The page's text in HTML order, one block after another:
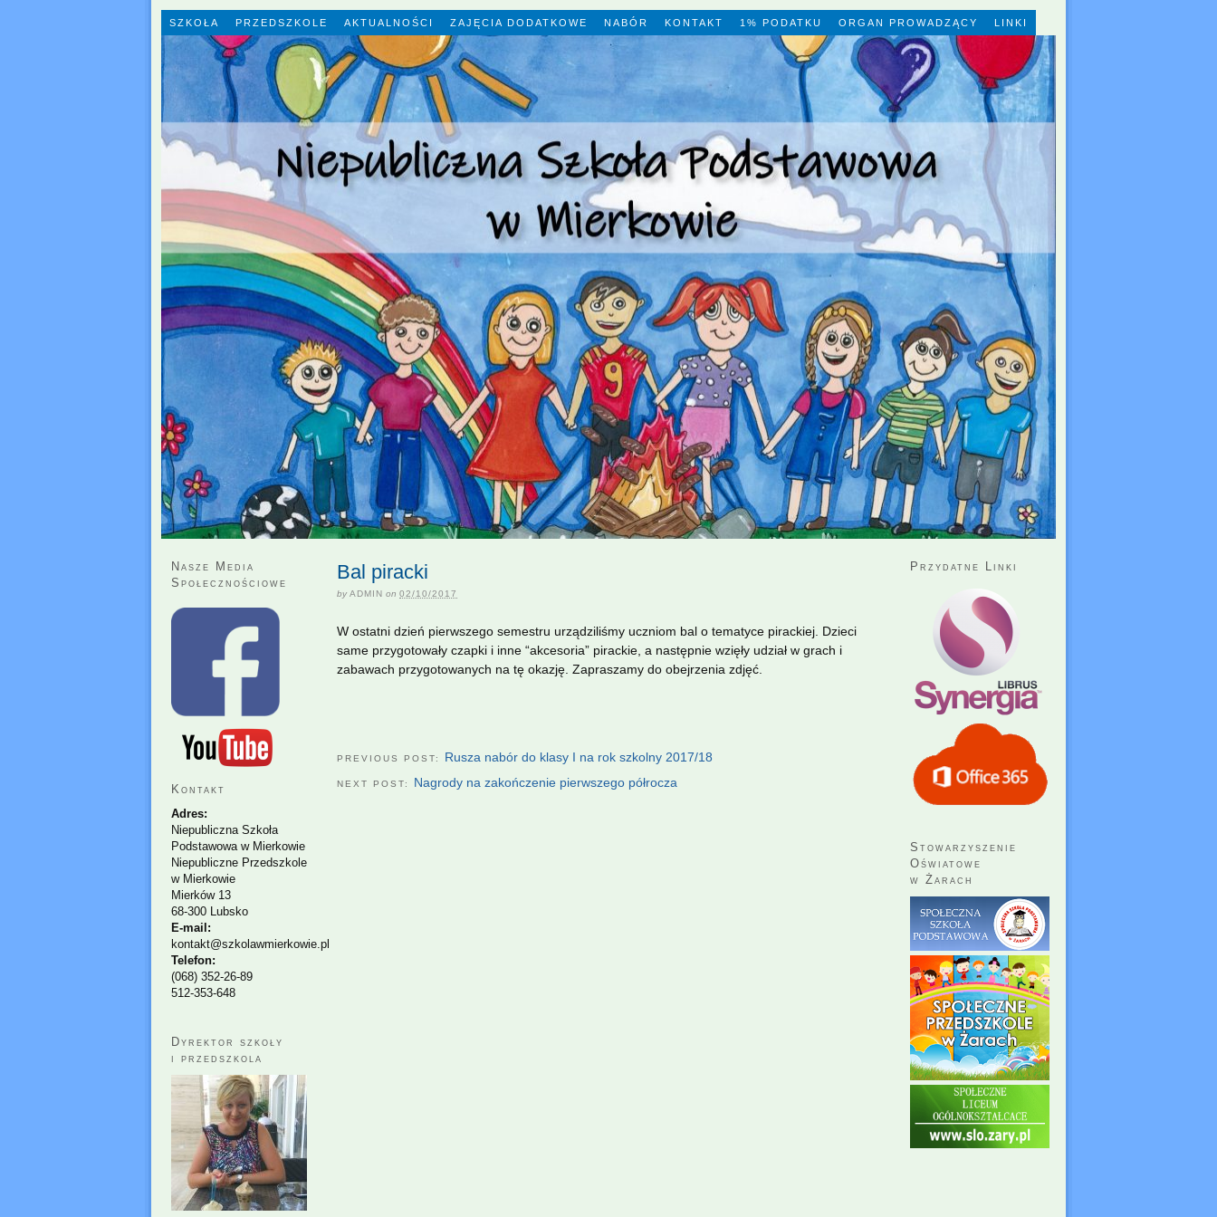
SZKOŁA PRZEDSZKOLE AKTUALNOŚCI ZAJĘCIA DODATKOWE NABÓR KONTAKT 1% PODATKU ORGAN PROWADZĄCY LINKI
Bal piracki
by ADMIN on 02/10/2017
W ostatni dzień pierwszego semestru urządziliśmy uczniom bal o tematyce pirackiej. Dzieci
same przygotowały czapki i inne “akcesoria” pirackie, a następnie wzięły udział w grach i
zabawach przygotowanych na tę okazję. Zapraszamy do obejrzenia zdjęć.
PREVIOUS POST: Rusza nabór do klasy I na rok szkolny 2017/18
NEXT POST: Nagrody na zakończenie pierwszego półrocza
Nasze Media
Społecznościowe
Kontakt
Adres:
Niepubliczna Szkoła
Podstawowa w Mierkowie
Niepubliczne Przedszkole
w Mierkowie
Mierków 13
68-300 Lubsko
E-mail:
kontakt@szkolawmierkowie.pl
Telefon:
(068) 352-26-89
512-353-648
Dyrektor szkoły
i przedszkola
Przydatne Linki
Stowarzyszenie
Oświatowe
w Żarach